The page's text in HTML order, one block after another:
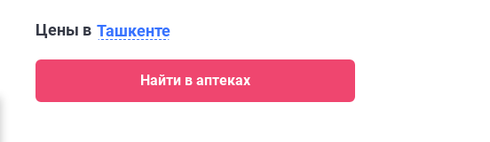
Цены в Ташкенте
Найти в аптеках